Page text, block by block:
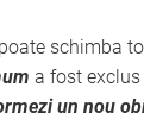
schimba
a fost
un nou